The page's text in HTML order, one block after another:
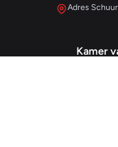
Adres
Kamer